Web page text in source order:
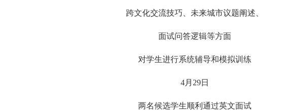
跨文化交流技巧、未来城市议题阐述、
面试问答逻辑等方面
对学生进行系统辅导和模拟训练
4月29日
两名候选学生顺利通过英文面试